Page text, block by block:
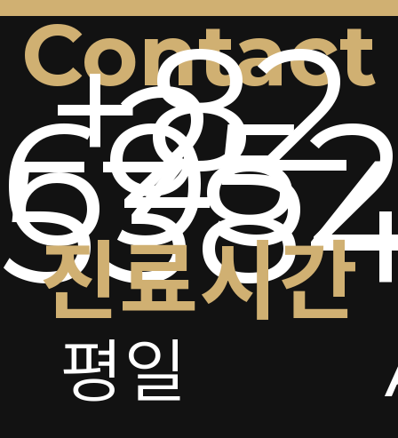
Contact
+82
2-
진료시간
평일